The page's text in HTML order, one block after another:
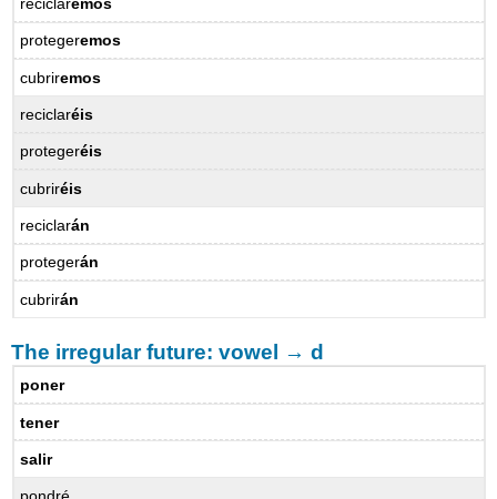
protegeremos
cubriremos
reciclaréis
protegeréis
cubriréis
reciclarán
protegerán
cubrirán
The irregular future: vowel → d
poner
tener
salir